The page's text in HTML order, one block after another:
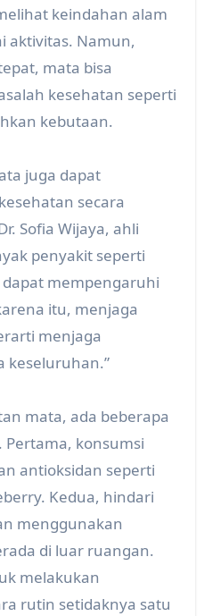
keindahan alam
aktivitas. Namun,
mata bisa
kesehatan seperti
kebutaan.
juga dapat
secara
Sofia Wijaya, ahli
penyakit seperti
mempengaruhi
itu, menjaga
menjaga
keseluruhan.”
mata, ada beberapa
Pertama, konsumsi
antioksidan seperti
Kedua, hindari
menggunakan
di luar ruangan.
melakukan
rutin setidaknya satu